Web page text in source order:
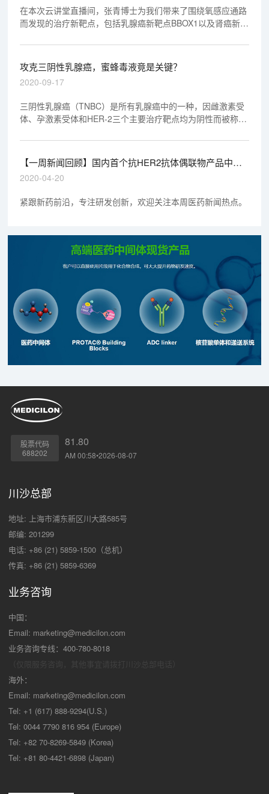
在本次云讲堂直播间，张青博士为我们带来了围绕氧感应通路
而发现的治疗新靶点，包括乳腺癌新靶点BBOX1以及肾癌新靶
攻克三阴性乳腺癌，蜜蜂毒液竟是关键？
2020-09-17
三阴性乳腺癌（TNBC）是所有乳腺癌中的一种，因雌激素受
体、孕激素受体和HER-2三个主要治疗靶点均为阴性而被称为
【一周新闻回顾】国内首个抗HER2抗体偶联物产品中国
上市
2020-04-20
紧跟新药前沿，专注研发创新，欢迎关注本周医药新闻热点。
股票代码
688202
81.80
AM 00:58•2026-08-07
川沙总部
地址: 上海市浦东新区川大路585号
邮编: 201299
电话: +86 (21) 5859-1500（总机）
传真: +86 (21) 5859-6369
业务咨询
中国：
Email: marketing@medicilon.com
业务咨询专线：400-780-8018
海外：
Email: marketing@medicilon.com
Tel: +1 (617) 888-9294(U.S.)
Tel: 0044 7790 816 954 (Europe)
Tel: +82 70-8269-5849 (Korea)
Tel: +81 80-4421-6898 (Japan)